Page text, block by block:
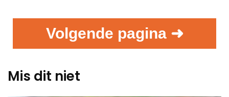
Volgende pagina ➜
Mis dit niet